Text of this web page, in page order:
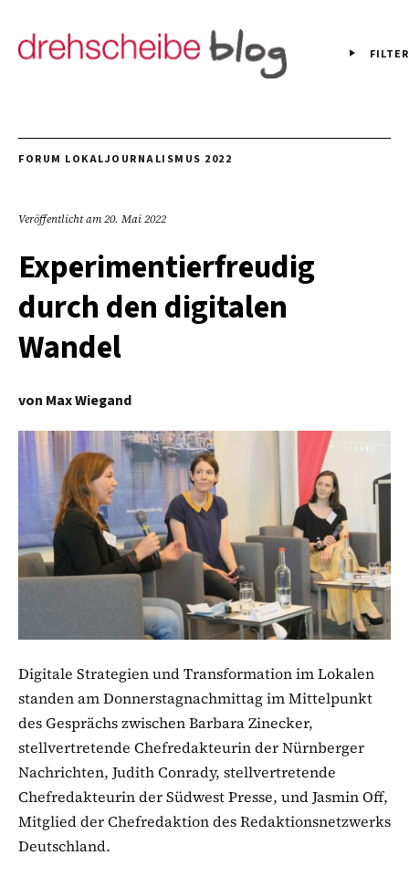
FILTER
FORUM LOKALJOURNALISMUS 2022
Veröffentlicht am20. Mai 2022
Experimentierfreudig
durch den digitalen
Wandel
von Max Wiegand
Digitale Strategien und Transformation im Lokalen
standen am Donnerstagnachmittag im Mittelpunkt
des Gesprächs zwischen Barbara Zinecker,
stellvertretende Chefredakteurin der Nürnberger
Nachrichten, Judith Conrady, stellvertretende
Chefredakteurin der Südwest Presse, und Jasmin Off,
Mitglied der Chefredaktion des Redaktionsnetzwerks
Deutschland.